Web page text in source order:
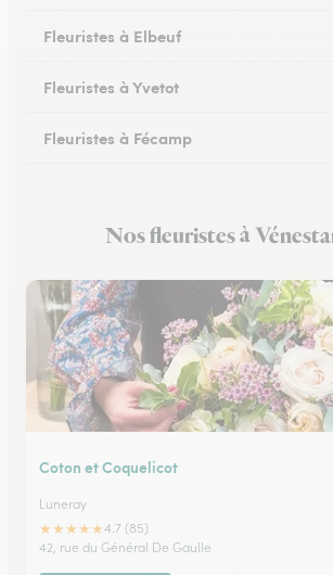
Fleuristes à Elbeuf
Fleuristes à Yvetot
Fleuristes à Fécamp
Fleuristes à Canteleu
Nos fleuristes à
Coton et Coquelicot
Luneray
★★★★★4.7 (85)
42, rue du Général De Gaulle